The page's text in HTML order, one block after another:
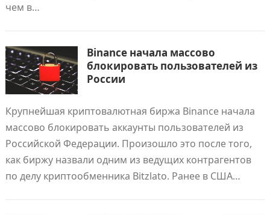
чем в…
Binance начала массово
блокировать пользователей из
России
Крупнейшая криптовалютная биржа Binance начала
массово блокировать аккаунты пользователей из
Российской Федерации. Произошло это после того,
как биржу назвали одним из ведущих контрагентов
по делу криптообменника Bitzlato. Ранее в США…